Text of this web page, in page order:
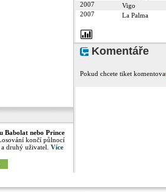
Babolat nebo Prince
končí půlnocí
druhý uživatel. Více
2007
Vigo
2007
La Palma
Komentáře
Pokud chcete tiket